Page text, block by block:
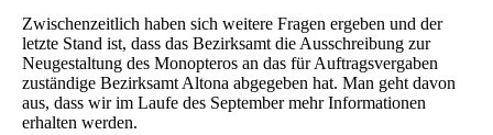
Zwischenzeitlich haben sich weitere Fragen ergeben und der
letzte Stand ist, dass das Bezirksamt die Ausschreibung zur
Neugestaltung des Monopteros an das für Auftragsvergaben
zuständige Bezirksamt Altona abgegeben hat. Man geht davon
aus, dass wir im Laufe des September mehr Informationen
erhalten werden.